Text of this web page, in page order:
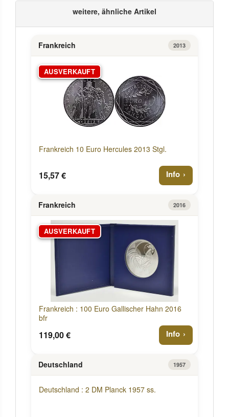
weitere, ähnliche Artikel
Frankreich 2013
AUSVERKAUFT
Frankreich 10 Euro Hercules 2013 Stgl.
15,57 € Info
Frankreich 2016
AUSVERKAUFT
Frankreich : 100 Euro Gallischer Hahn 2016
bfr
119,00 € Info
Deutschland 1957
Deutschland : 2 DM Planck 1957 ss.